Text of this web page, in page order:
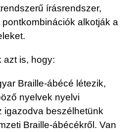
írásrendszer,
alkotják a
azt is, hogy:
Braille-ábécé létezik,
nyelvek nyelvi
igazodva beszélhetünk
Braille-ábécékről. Van